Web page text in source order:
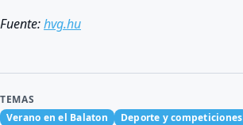
Fuente:hvg.hu
TEMAS
Verano en el Balaton
Deporte y competiciones